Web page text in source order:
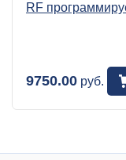
RF
9750.00 руб.